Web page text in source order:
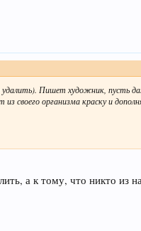
удалить). Пишет художник, пусть
своего организма краску и
а к тому, что никто из